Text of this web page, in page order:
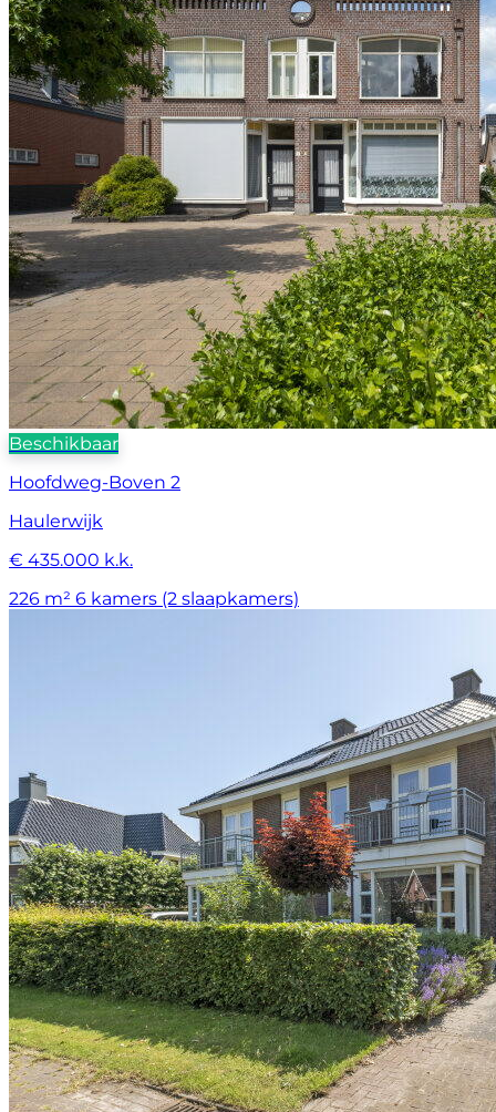
Beschikbaar
Hoofdweg-Boven 2
Haulerwijk
€ 435.000 k.k.
226 m² 6 kamers (2 slaapkamers)